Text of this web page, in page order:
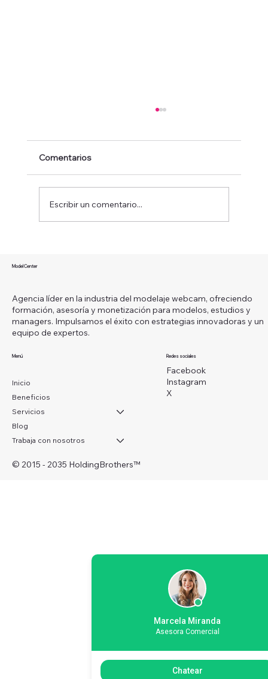
Comentarios
Escribir un comentario...
Model Center
Agencia líder en la industria del modelaje webcam, ofreciendo
formación, asesoría y monetización para modelos, estudios y
managers. Impulsamos el éxito con estrategias innovadoras y un
equipo de expertos.
Menú
Inicio
Beneficios
Servicios
Blog
Trabaja con nosotros
Redes sociales
Facebook
Instagram
X
© 2015 - 2035 HoldingBrothers™
Marcela Miranda
Asesora Comercial
Chatear